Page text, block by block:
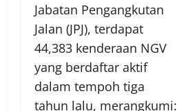
Jabatan Pengangkutan
Jalan (JPJ), terdapat
44,383 kenderaan NGV
yang berdaftar aktif
dalam tempoh tiga
tahun lalu, merangkumi: